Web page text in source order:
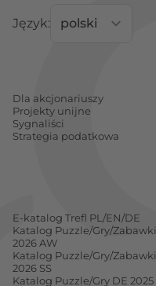
Język:
Dla akcjonariuszy
Projekty unijne
Sygnaliści
Strategia podatkowa
E-katalog Trefl PL/EN/DE
Katalog Puzzle/Gry/Zabawki
2026 AW
Katalog Puzzle/Gry/Zabawki
2026 SS
Katalog Puzzle/Gry DE 2025